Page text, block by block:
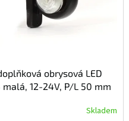
obrysová LED
malá, 12-24V, P/L 50 mm
Skladem